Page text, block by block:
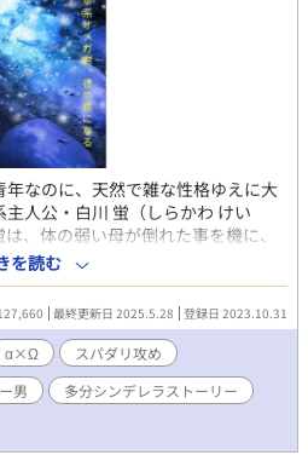
なのに、天然で雑な性格ゆえに大
人公・白川 蛍（しらかわ けい
、体の弱い母が倒れた事を機に、
断念して製菓会社の工場に就職す
同世代達を尻目に、大人ばかりの
年目のある日、不況による業績悪化
に遭ってしまう。しかし、落ち込
が始まった。が、学歴とバース性
ない。 （このままでは母子2人、
蛍は、とうとう目に止まった怪し
面会で即採用となり働き始める
待する高級クラブだった。 営業が
を読む
最終更新日 2025.5.28 登録日 2023.10.31
α×Ω
スパダリ攻め
男
多分シンデレラストーリー